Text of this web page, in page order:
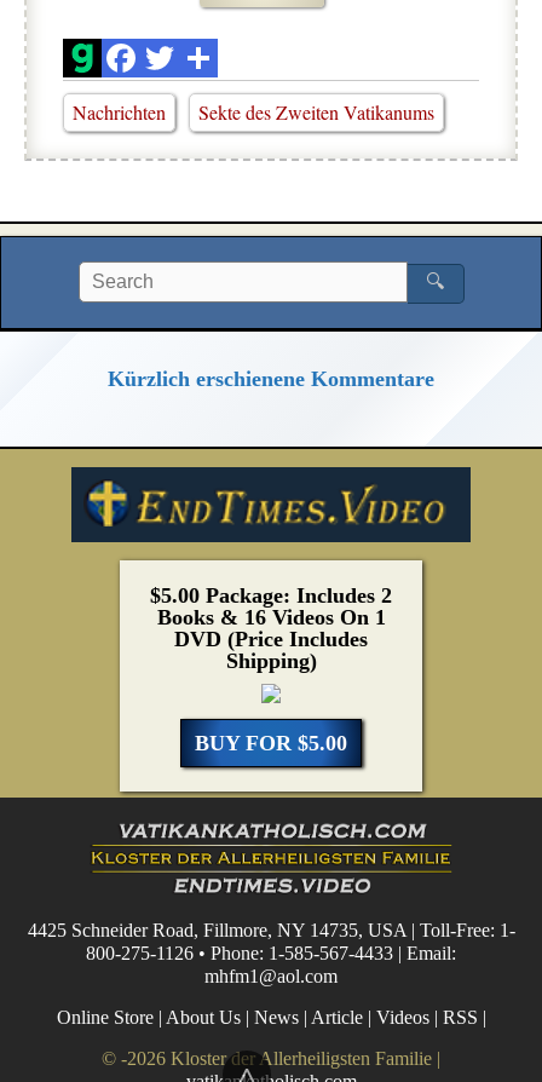
Nachrichten Sekte des Zweiten Vatikanums
🔍
Kürzlich erschienene Kommentare
$5.00 Package: Includes 2
Books & 16 Videos On 1
DVD (Price Includes
Shipping)
BUY FOR $5.00
4425 Schneider Road, Fillmore, NY 14735, USA | Toll-Free: 1-
800-275-1126 • Phone: 1-585-567-4433 | Email:
mhfm1@aol.com
Online Store| About Us| News| Article| Videos| RSS |
© -2026 Kloster der Allerheiligsten Familie |